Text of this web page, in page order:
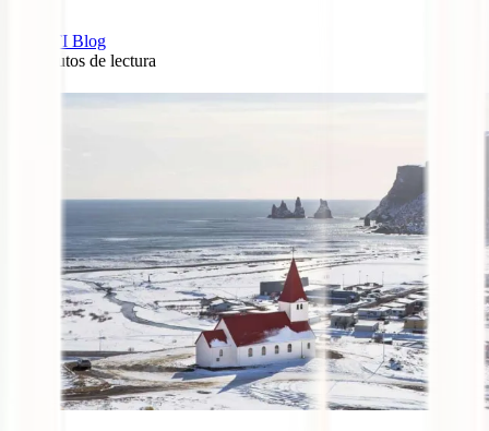
IATI Blog
minutos de lectura